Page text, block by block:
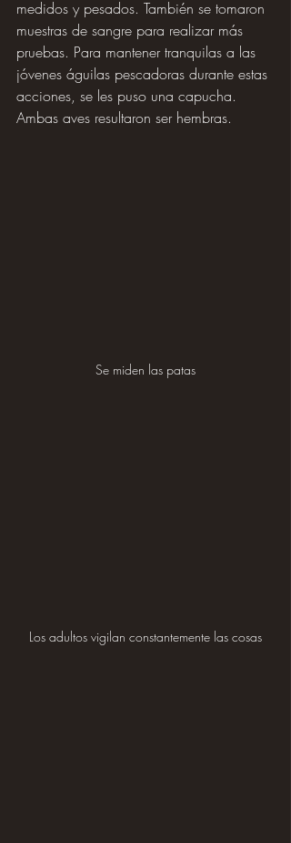
medidos y pesados. También se tomaron
muestras de sangre para realizar más
pruebas. Para mantener tranquilas a las
jóvenes águilas pescadoras durante estas
acciones, se les puso una capucha.
Ambas aves resultaron ser hembras.
Se miden las patas
Los adultos vigilan constantemente las cosas